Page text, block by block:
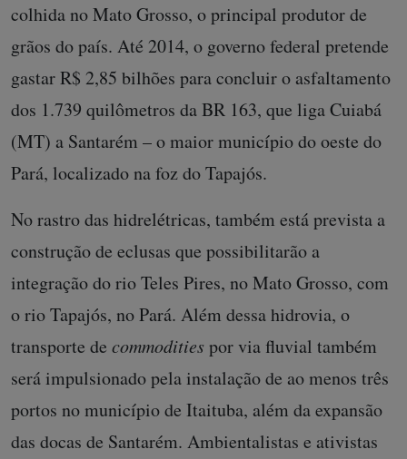
colhida no Mato Grosso, o principal produtor de
grãos do país. Até 2014, o governo federal pretende
gastar R$ 2,85 bilhões para concluir o asfaltamento
dos 1.739 quilômetros da BR 163, que liga Cuiabá
(MT) a Santarém – o maior município do oeste do
Pará, localizado na foz do Tapajós.
No rastro das hidrelétricas, também está prevista a
construção de eclusas que possibilitarão a
integração do rio Teles Pires, no Mato Grosso, com
o rio Tapajós, no Pará. Além dessa hidrovia, o
transporte de commoditiespor via fluvial também
será impulsionado pela instalação de ao menos três
portos no município de Itaituba, além da expansão
das docas de Santarém. Ambientalistas e ativistas